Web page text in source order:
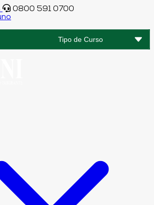
0800 591 0700